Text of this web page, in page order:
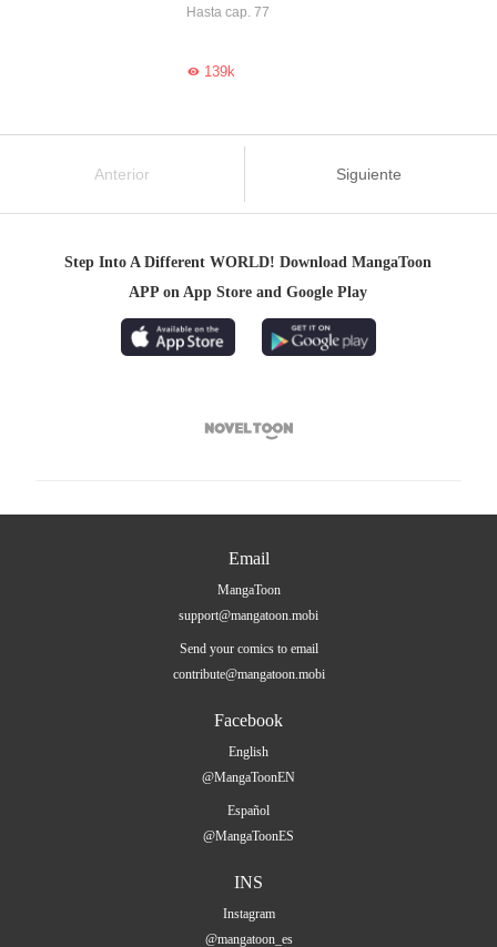
Hasta cap. 77
139k
Anterior Siguiente
Step Into A Different WORLD! Download MangaToon
APP on App Store and Google Play

Email
MangaToon
support@mangatoon.mobi
Send your comics to email
contribute@mangatoon.mobi
Facebook
English
@MangaToonEN
Español
@MangaToonES
INS
Instagram
@mangatoon_es